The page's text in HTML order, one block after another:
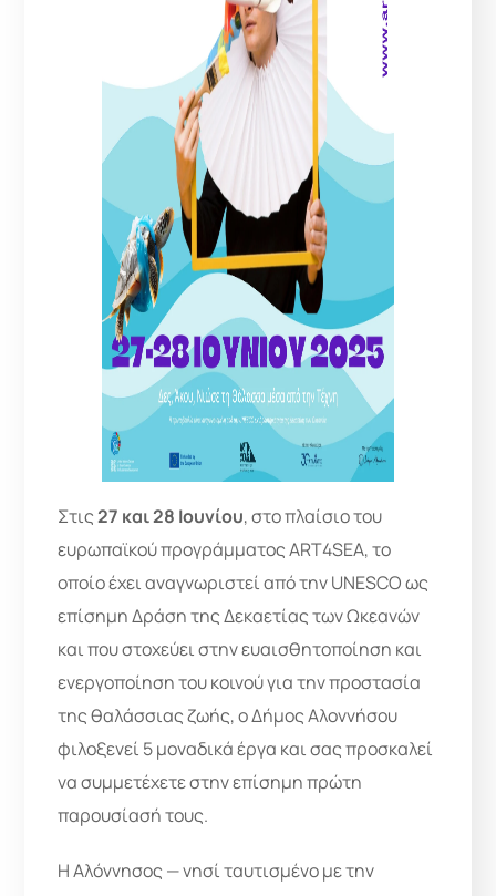
Στις27 και 28 Ιουνίου, στο πλαίσιο του
ευρωπαϊκού προγράμματος ART4SEA, το
οποίο έχει αναγνωριστεί από την UNESCO ως
επίσημη Δράση της Δεκαετίας των Ωκεανών
και που στοχεύει στην ευαισθητοποίηση και
ενεργοποίηση του κοινού για την προστασία
της θαλάσσιας ζωής, ο Δήμος Αλοννήσου
φιλοξενεί 5 μοναδικά έργα και σας προσκαλεί
να συμμετέχετε στην επίσημη πρώτη
παρουσίασή τους.
Η Αλόννησος — νησί ταυτισμένο με την